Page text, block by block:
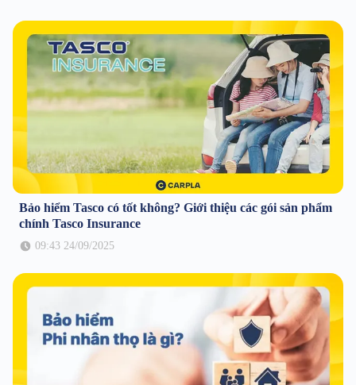
Bảo hiểm Tasco có tốt không? Giới thiệu các gói sản phẩm
chính Tasco Insurance
09:43 24/09/2025